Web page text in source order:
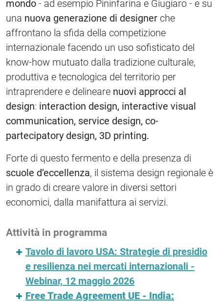
mondo - ad esempio Pininfarina e Giugiaro - e su
una nuova generazione di designer che
affrontano la sfida della competizione
internazionale facendo un uso sofisticato del
know-how mutuato dalla tradizione culturale,
produttiva e tecnologica del territorio per
intraprendere e delineare nuovi approcci al
design: interaction design, interactive visual
communication, service design, co-
partecipatory design, 3D printing.
Forte di questo fermento e della presenza di
scuole d’eccellenza, il sistema design regionale è
in grado di creare valore in diversi settori
economici, dalla manifattura ai servizi.
Attività in programma
Tavolo di lavoro USA: Strategie di presidio
e resilienza nei mercati internazionali -
Webinar, 12 maggio 2026
Free Trade Agreement UE - India: